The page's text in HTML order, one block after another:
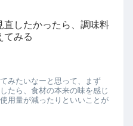
直したかったら、調味料
てみる
みたいなーと思って、まず
たら、食材の本来の味を感じ
用量が減ったりといいことが